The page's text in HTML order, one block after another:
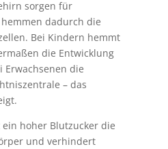
sorgen für
dadurch die
Bei Kindern hemmt
die Entwicklung
die
– das
hoher Blutzucker die
und verhindert